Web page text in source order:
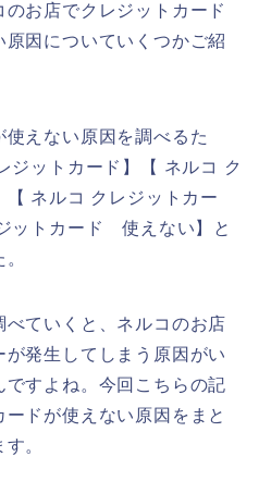
お店でクレジットカード
因についていくつかご紹
えない原因を調べるた
ジットカード】【 ネルコ ク
ネルコ クレジットカー
ットカード 使えない】と
ていくと、ネルコのお店
発生してしまう原因がい
ですよね。今回こちらの記
ドが使えない原因をまと
。